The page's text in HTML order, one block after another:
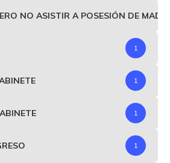
NO ASISTIR A POSESIÓN DE
1
1
1
1